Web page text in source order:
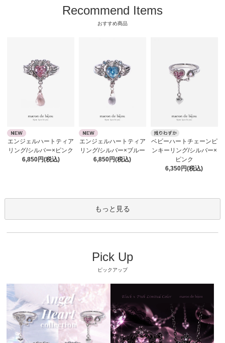
Recommend Items
おすすめ商品
エンジェルハートティア
リング/シルバー×ピンク
6,850円(税込)
エンジェルハートティア
リング/シルバー×ブルー
6,850円(税込)
ベビーハートチェーンピ
ンキーリング/シルバー×
ピンク
6,350円(税込)
もっと見る
Pick Up
ピックアップ